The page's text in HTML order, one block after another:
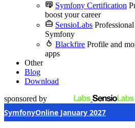
Symfony Certification
boost your career
SensioLabs
Symfony
Blackfire Profile and
apps
Other
Blog
Download
sponsored by
SymfonyOnline January 2027